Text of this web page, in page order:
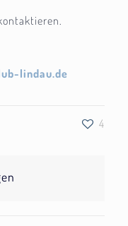
lindau.de
4